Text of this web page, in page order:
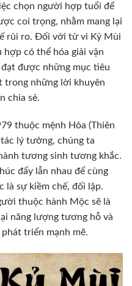
chọn người hợp tuổi để
coi trọng, nhằm mang lại
rủi ro. Đối với tử vi Kỷ Mùi
có thể hóa giải vận
được những mục tiêu
trong những lời khuyên
chia sẻ.
thuộc mệnh Hỏa (Thiên
lý tưởng, chúng ta
tương sinh tương khắc.
đẩy lẫn nhau để cùng
là sự kiềm chế, đối lập.
thuộc hành Mộc sẽ là
năng lượng tương hỗ và
triển mạnh mẽ.